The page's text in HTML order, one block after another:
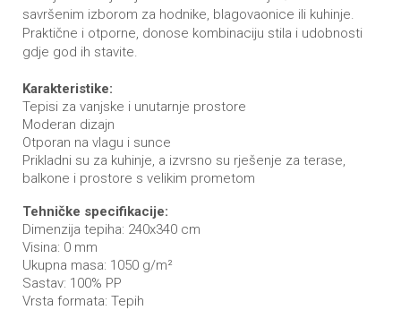
savršenim izborom za hodnike, blagovaonice ili kuhinje.
Praktične i otporne, donose kombinaciju stila i udobnosti
gdje god ih stavite.
Karakteristike:
Tepisi za vanjske i unutarnje prostore
Moderan dizajn
Otporan na vlagu i sunce
Prikladni su za kuhinje, a izvrsno su rješenje za terase,
balkone i prostore s velikim prometom
Tehničke specifikacije:
Dimenzija tepiha: 240x340 cm
Visina: 0 mm
Ukupna masa: 1050 g/m²
Sastav: 100% PP
Vrsta formata: Tepih